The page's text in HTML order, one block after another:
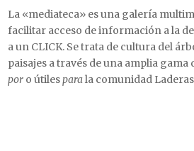
La «mediateca» es una galería
facilitar acceso de información a la
a un CLICK. Se trata de cultura del
paisajes a través de una amplia
por o útilesparala comunidad